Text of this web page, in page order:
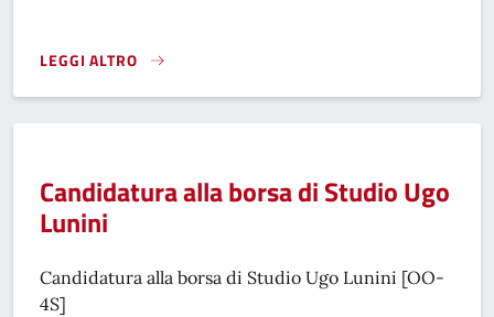
LEGGI ALTRO
BIBLIOTECA DIGITALE}
Candidatura alla borsa di Studio Ugo
Lunini
Candidatura alla borsa di Studio Ugo Lunini [OO-
4S]